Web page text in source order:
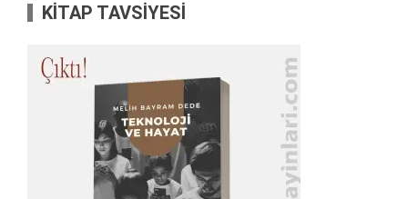
KİTAP TAVSİYESİ